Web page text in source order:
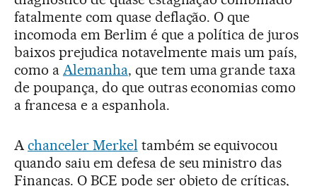
fatalmente com quase deflação. O que
incomoda em Berlim é que a política de juros
baixos prejudica notavelmente mais um país,
como a Alemanha, que tem uma grande taxa
de poupança, do que outras economias como
a francesa e a espanhola.
A chanceler Merkel também se equivocou
quando saiu em defesa de seu ministro das
Finanças. O BCE pode ser objeto de críticas,